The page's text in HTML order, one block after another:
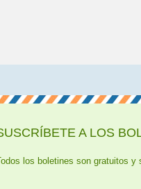
A LOS
los boletines son gratuitos y